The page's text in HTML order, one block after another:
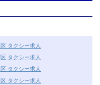
タクシー求人
タクシー求人
タクシー求人
タクシー求人